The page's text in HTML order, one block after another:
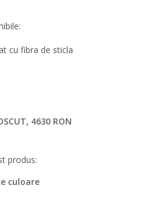
cu fibra de sticla
4630 RON
produs:
culoare